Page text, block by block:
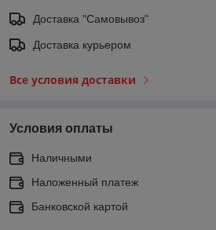
Доставка "Самовывоз"
Доставка курьером
Все условия доставки
Условия оплаты
Наличными
Наложенный платеж
Банковской картой